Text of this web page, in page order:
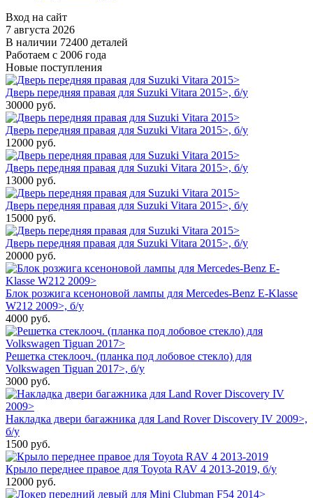
Вход на сайт
7 августа 2026
В наличии 72400 деталей
Работаем с 2006 года
Новые поступления
Дверь передняя правая для Suzuki Vitara 2015>, б/у
30000 руб.
Дверь передняя правая для Suzuki Vitara 2015>, б/у
12000 руб.
Дверь передняя правая для Suzuki Vitara 2015>, б/у
13000 руб.
Дверь передняя правая для Suzuki Vitara 2015>, б/у
15000 руб.
Дверь передняя правая для Suzuki Vitara 2015>, б/у
20000 руб.
Блок розжига ксеноновой лампы для Mercedes-Benz E-Klasse
W212 2009>, б/у
4000 руб.
Решетка стеклооч. (планка под лобовое стекло) для
Volkswagen Tiguan 2017>, б/у
3000 руб.
Накладка двери багажника для Land Rover Discovery IV 2009>,
б/у
1500 руб.
Крыло переднее правое для Toyota RAV 4 2013-2019, б/у
12000 руб.